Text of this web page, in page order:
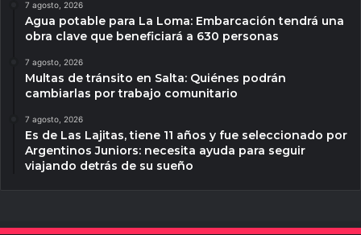
7 agosto, 2026
Agua potable para La Loma: Embarcación tendrá una
obra clave que beneficiará a 630 personas
7 agosto, 2026
Multas de tránsito en Salta: Quiénes podrán
cambiarlas por trabajo comunitario
7 agosto, 2026
Es de Las Lajitas, tiene 11 años y fue seleccionado por
Argentinos Juniors: necesita ayuda para seguir
viajando detrás de su sueño